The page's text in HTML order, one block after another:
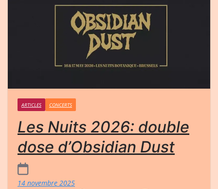
ARTICLES CONCERTS
Les Nuits 2026: double
dose d’Obsidian Dust
14 novembre 2025